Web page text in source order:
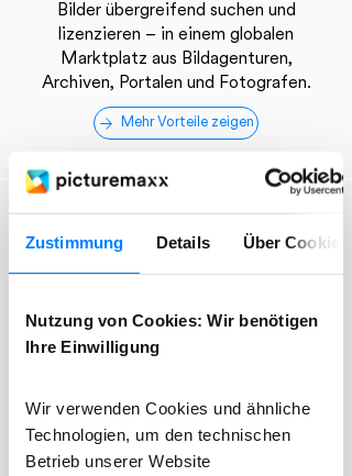
Zustimmung Details Über Cookies
Nutzung von Cookies: Wir benötigen
Ihre Einwilligung
Wir verwenden Cookies und ähnliche
Technologien, um den technischen
Betrieb unserer Website
Bilder übergreifend suchen und
lizenzieren – in einem globalen
Marktplatz aus Bildagenturen,
Archiven, Portalen und Fotografen.
Mehr Vorteile zeigen
DOWNLOAD. INSTALLATION.
einfachen Schritten
testen (nur für Desktop)